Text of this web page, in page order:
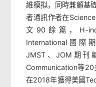
維模拟，同時兼顧基
者通訊作者在
文90餘篇，H-
International國際
JMST、JOM期刊
Communication等20
在2018年獲得美國